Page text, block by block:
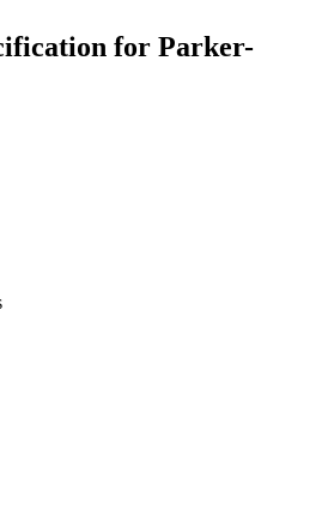
for Parker-